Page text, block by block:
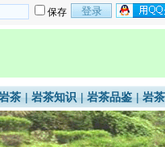
保存
茶 |岩茶知识 |岩茶品鉴 |岩